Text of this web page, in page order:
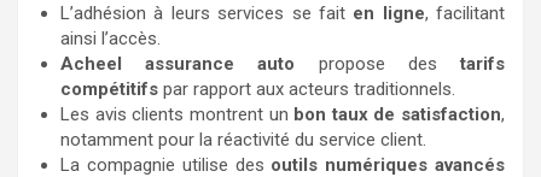
L’adhésion à leurs services se fait en ligne, facilitant
ainsi l’accès.
Acheel assurance auto propose destarifs
compétitifs par rapport aux acteurs traditionnels.
Les avis clients montrent un bon taux de satisfaction,
notamment pour la réactivité du service client.
La compagnie utilise des outils numériques avancés